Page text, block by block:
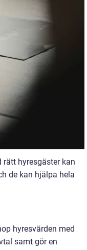
hyresgäster kan
de kan hjälpa hela
hyresvärden med
samt gör en